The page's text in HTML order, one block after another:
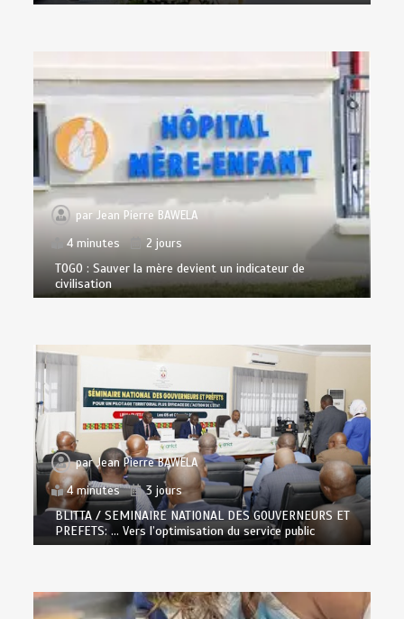
parJean Pierre BAWELA
4 minutes
2 jours
TOGO : Sauver la mère devient un indicateur de
civilisation
parJean Pierre BAWELA
4 minutes
3 jours
BLITTA / SEMINAIRE NATIONAL DES GOUVERNEURS ET
PREFETS: … Vers l’optimisation du service public